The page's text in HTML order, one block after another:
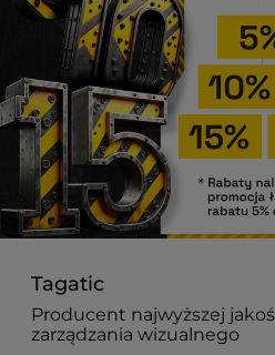
Tagatic
Producent najwyższej
zarządzania wizualnego